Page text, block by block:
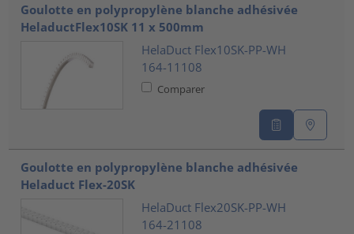
Goulotte en polypropylène blanche adhésivée
HelaductFlex10SK 11 x 500mm
HelaDuct Flex10SK-PP-WH
164-11108
Comparer
Goulotte en polypropylène blanche adhésivée
Heladuct Flex-20SK
HelaDuct Flex20SK-PP-WH
164-21108